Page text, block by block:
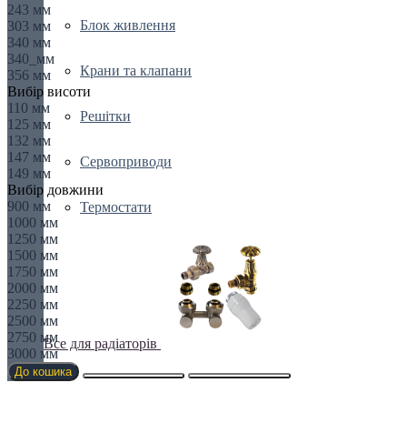
Блок живлення
Крани та клапани
Решітки
Сервоприводи
Термостати
Все для радіаторів
243 мм
303 мм
340 мм
340_мм
356 мм
Вибір висоти
110 мм
125 мм
132 мм
147 мм
149 мм
Вибір довжини
900 мм
1000 мм
1250 мм
1500 мм
1750 мм
2000 мм
2250 мм
2500 мм
2750 мм
3000 мм
До кошика